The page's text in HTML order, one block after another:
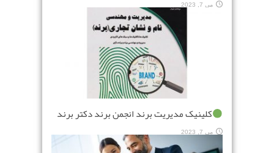
می 7, 2023
کلینیک مدیریت برند انجمن برند دکتر برند
می 7, 2023